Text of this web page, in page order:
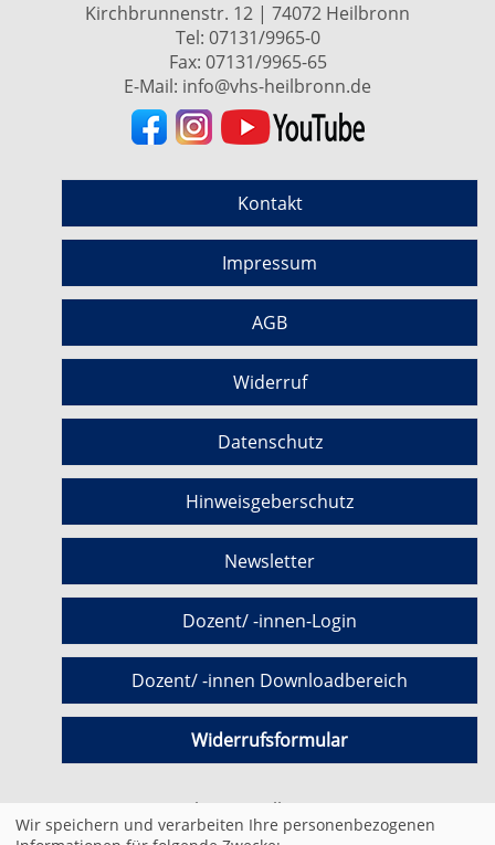
Kirchbrunnenstr. 12 | 74072 Heilbronn
Tel: 07131/9965-0
Fax: 07131/9965-65
E-Mail: info@vhs-heilbronn.de
Kontakt
Impressum
AGB
Widerruf
Datenschutz
Hinweisgeberschutz
Newsletter
Dozent/ -innen-Login
Dozent/ -innen Downloadbereich
Widerrufsformular
Cookie Einstellungen
Wir speichern und verarbeiten Ihre personenbezogenen